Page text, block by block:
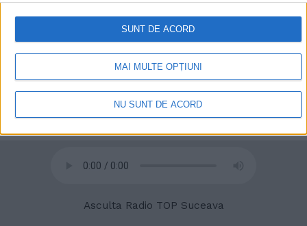
retrageți consimțământul în orice moment, revenind la acest site
și făcând clic pe butonul "Confidențialitate" din partea de jos a
paginii web.
MAI MULTE OPȚIUNI
NU SUNT DE ACORD
SUNT DE ACORD
Asculta Radio TOP Suceava